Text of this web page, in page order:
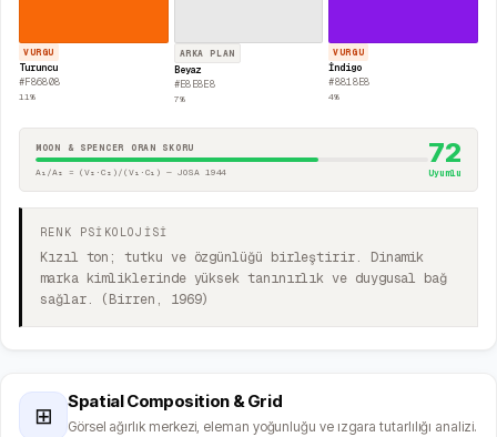
VURGU
Turuncu
#F86808
11%
ARKA PLAN
Beyaz
#E8E8E8
7%
VURGU
İndigo
#8818E8
4%
MOON & SPENCER ORAN SKORU
A₁/A₂ = (V₂·C₂)/(V₁·C₁) — JOSA 1944
72
Uyumlu
RENK PSİKOLOJİSİ
Kızıl ton; tutku ve özgünlüğü birleştirir. Dinamik
marka kimliklerinde yüksek tanınırlık ve duygusal bağ
sağlar. (Birren, 1969)
⊞
Spatial Composition & Grid
Görsel ağırlık merkezi, eleman yoğunluğu ve ızgara tutarlılığı analizi.